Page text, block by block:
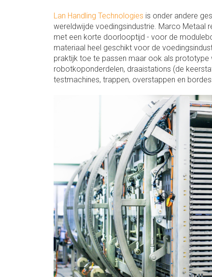
Lan Handling Technologies is onder andere
wereldwijde voedingsindustrie. Marco Metaal
met een korte doorlooptijd - voor de
materiaal heel geschikt voor de
praktijk toe te passen maar ook als
robotkoponderdelen, draaistations (de
testmachines, trappen, overstappen en